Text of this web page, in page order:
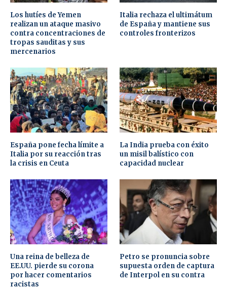
Los hutíes de Yemen
realizan un ataque masivo
contra concentraciones de
tropas sauditas y sus
mercenarios
Italia rechaza el ultimátum
de España y mantiene sus
controles fronterizos
España pone fecha límite a
Italia por su reacción tras
la crisis en Ceuta
La India prueba con éxito
un misil balístico con
capacidad nuclear
Una reina de belleza de
EE.UU. pierde su corona
por hacer comentarios
racistas
Petro se pronuncia sobre
supuesta orden de captura
de Interpol en su contra